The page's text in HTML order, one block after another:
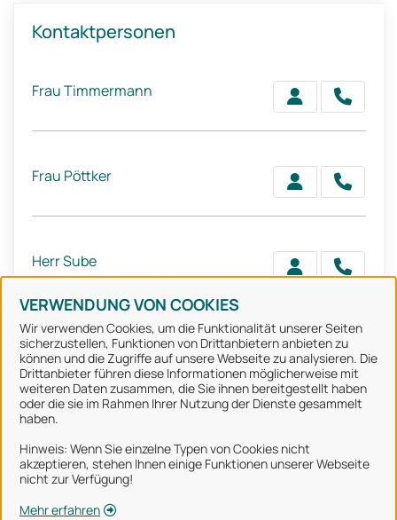
VERWENDUNG VON COOKIES
Wir verwenden Cookies, um die Funktionalität unserer Seiten
sicherzustellen, Funktionen von Drittanbietern anbieten zu
können und die Zugriffe auf unsere Webseite zu analysieren. Die
Drittanbieter führen diese Informationen möglicherweise mit
weiteren Daten zusammen, die Sie ihnen bereitgestellt haben
oder die sie im Rahmen Ihrer Nutzung der Dienste gesammelt
haben.
Hinweis: Wenn Sie einzelne Typen von Cookies nicht
akzeptieren, stehen Ihnen einige Funktionen unserer Webseite
nicht zur Verfügung!
Mehr erfahren
Kontaktpersonen
Frau Timmermann
Frau Pöttker
Herr Sube
Stadt Osnabrück
Alle Rechte vorbehalten
Über uns
Impressum